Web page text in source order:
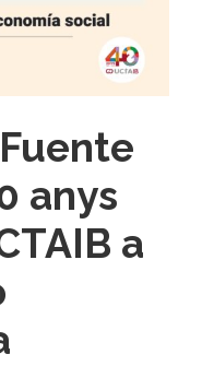
anys
a